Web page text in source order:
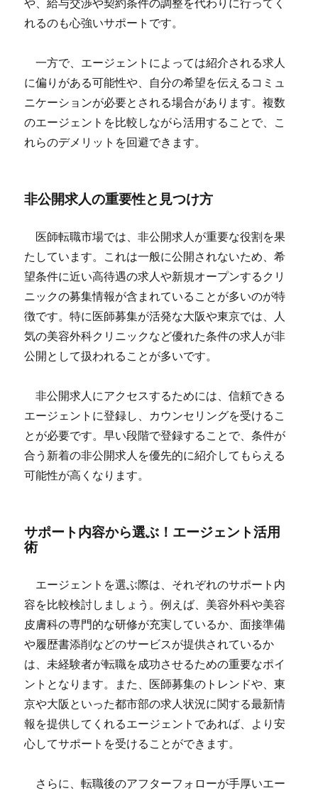
や、給与交渉や契約条件の調整を代わりに行ってく
れるのも心強いサポートです。
一方で、エージェントによっては紹介される求人
に偏りがある可能性や、自分の希望を伝えるコミュ
ニケーションが必要とされる場合があります。複数
のエージェントを比較しながら活用することで、こ
れらのデメリットを回避できます。
非公開求人の重要性と見つけ方
医師転職市場では、非公開求人が重要な役割を果
たしています。これは一般に公開されないため、希
望条件に近い高待遇の求人や新規オープンするクリ
ニックの募集情報が含まれていることが多いのが特
徴です。特に医師募集が活発な大阪や東京では、人
気の美容外科クリニックなど優れた条件の求人が非
公開として扱われることが多いです。
非公開求人にアクセスするためには、信頼できる
エージェントに登録し、カウンセリングを受けるこ
とが必要です。早い段階で登録することで、条件が
合う新着の非公開求人を優先的に紹介してもらえる
可能性が高くなります。
サポート内容から選ぶ！エージェント活用
術
エージェントを選ぶ際は、それぞれのサポート内
容を比較検討しましょう。例えば、美容外科や美容
皮膚科の専門的な研修が充実しているか、面接準備
や履歴書添削などのサービスが提供されているか
は、未経験者が転職を成功させるための重要なポイ
ントとなります。また、医師募集のトレンドや、東
京や大阪といった都市部の求人状況に関する最新情
報を提供してくれるエージェントであれば、より安
心してサポートを受けることができます。
さらに、転職後のアフターフォローが手厚いエー